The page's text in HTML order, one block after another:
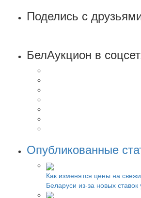
Поделись с
БелАукцион в
Опубликованные
Как изменятся цены на
Беларуси из-за новых ставок